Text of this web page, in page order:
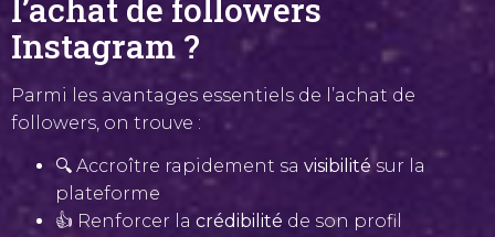
l’achat de followers
Instagram ?
Parmi les avantages essentiels de l’achat de
followers, on trouve :
🔍 Accroître rapidement sa visibilitésur la
plateforme
👍 Renforcer la crédibilité de son profil